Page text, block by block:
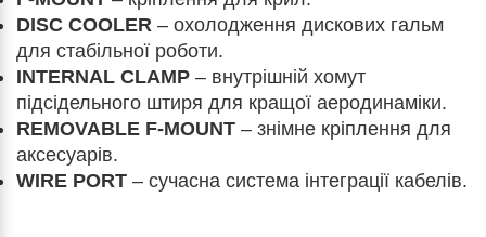
DISC COOLER – охолодження дискових гальм
для стабільної роботи.
INTERNAL CLAMP – внутрішній хомут
підсідельного штиря для кращої аеродинаміки.
REMOVABLE F-MOUNT – знімне кріплення для
аксесуарів.
WIRE PORT – сучасна система інтеграції кабелів.